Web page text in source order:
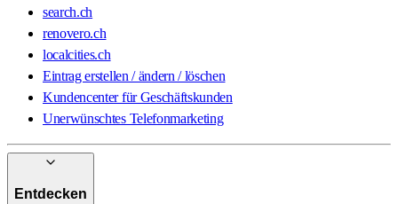
search.ch
renovero.ch
localcities.ch
Eintrag erstellen / ändern / löschen
Kundencenter für Geschäftskunden
Unerwünschtes Telefonmarketing
Entdecken